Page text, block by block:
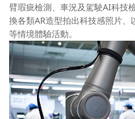
臂瑕疵檢測、車況及駕駛AI科技
換各類AR造型拍出科技感照片
等情境體驗活動。